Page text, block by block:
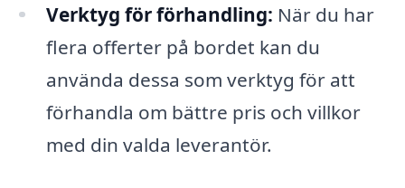
Verktyg för förhandling: När du har
flera offerter på bordet kan du
använda dessa som verktyg för att
förhandla om bättre pris och villkor
med din valda leverantör.